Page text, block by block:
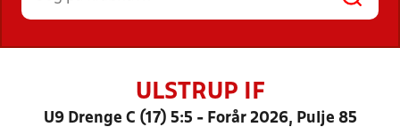
ULSTRUP IF
U9 Drenge C (17) 5:5 - Forår 2026, Pulje 85